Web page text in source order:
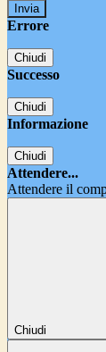
Errore
Chiudi
Successo
Chiudi
Informazione
Chiudi
Attendere...
Attendere il
Chiudi